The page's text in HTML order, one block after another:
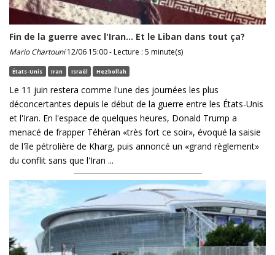
Fin de la guerre avec l'Iran... Et le Liban dans tout ça?
Mario Chartouni12/06 15:00 - Lecture : 5 minute(s)
États-Unis Iran Israël Hezbollah
Le 11 juin restera comme l'une des journées les plus
déconcertantes depuis le début de la guerre entre les États-Unis
et l'Iran. En l'espace de quelques heures, Donald Trump a
menacé de frapper Téhéran «très fort ce soir», évoqué la saisie
de l'île pétrolière de Kharg, puis annoncé un «grand règlement»
du conflit sans que l'Iran ...